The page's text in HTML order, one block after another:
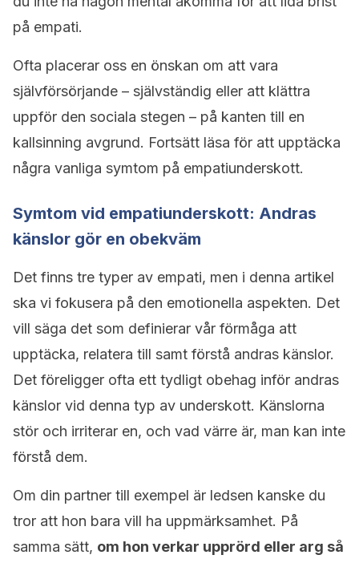
på empati.
Ofta placerar oss en önskan om att vara
självförsörjande – självständig eller att klättra
uppför den sociala stegen – på kanten till en
kallsinning avgrund. Fortsätt läsa för att upptäcka
några vanliga symtom på empatiunderskott.
Symtom vid empatiunderskott: Andras
känslor gör en obekväm
Det finns tre typer av empati, men i denna artikel
ska vi fokusera på den emotionella aspekten. Det
vill säga det som definierar vår förmåga att
upptäcka, relatera till samt förstå andras känslor.
Det föreligger ofta ett tydligt obehag inför andras
känslor vid denna typ av underskott. Känslorna
stör och irriterar en, och vad värre är, man kan inte
förstå dem.
Om din partner till exempel är ledsen kanske du
tror att hon bara vill ha uppmärksamhet. På
samma sätt, om hon verkar upprörd eller arg så